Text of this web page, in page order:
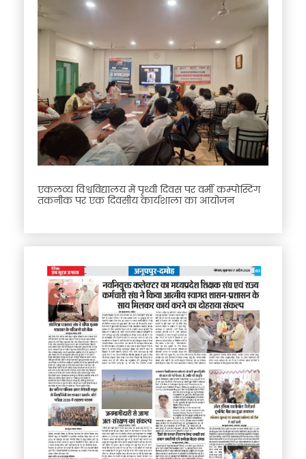
एकलव्य विश्वविद्यालय में पृथ्वी दिवस पर वर्मी कम्पोस्टिंग
तकनीक पर एक दिवसीय कार्यशाला का आयोजन